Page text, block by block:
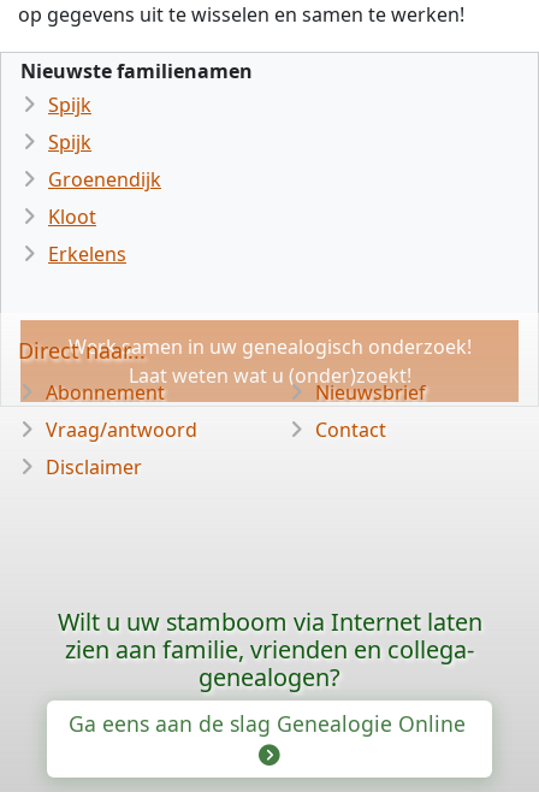
op gegevens uit te wisselen en samen te werken!
Nieuwste familienamen
Spijk
Spijk
Groenendijk
Kloot
Erkelens
Werk samen in uw genealogisch onderzoek!
Laat weten wat u (onder)zoekt!
Direct naar...
Abonnement
Vraag/antwoord
Disclaimer
Nieuwsbrief
Contact
Wilt u uw stamboom via Internet laten
zien aan familie, vrienden en collega-
genealogen?
Ga eens aan de slag Genealogie Online